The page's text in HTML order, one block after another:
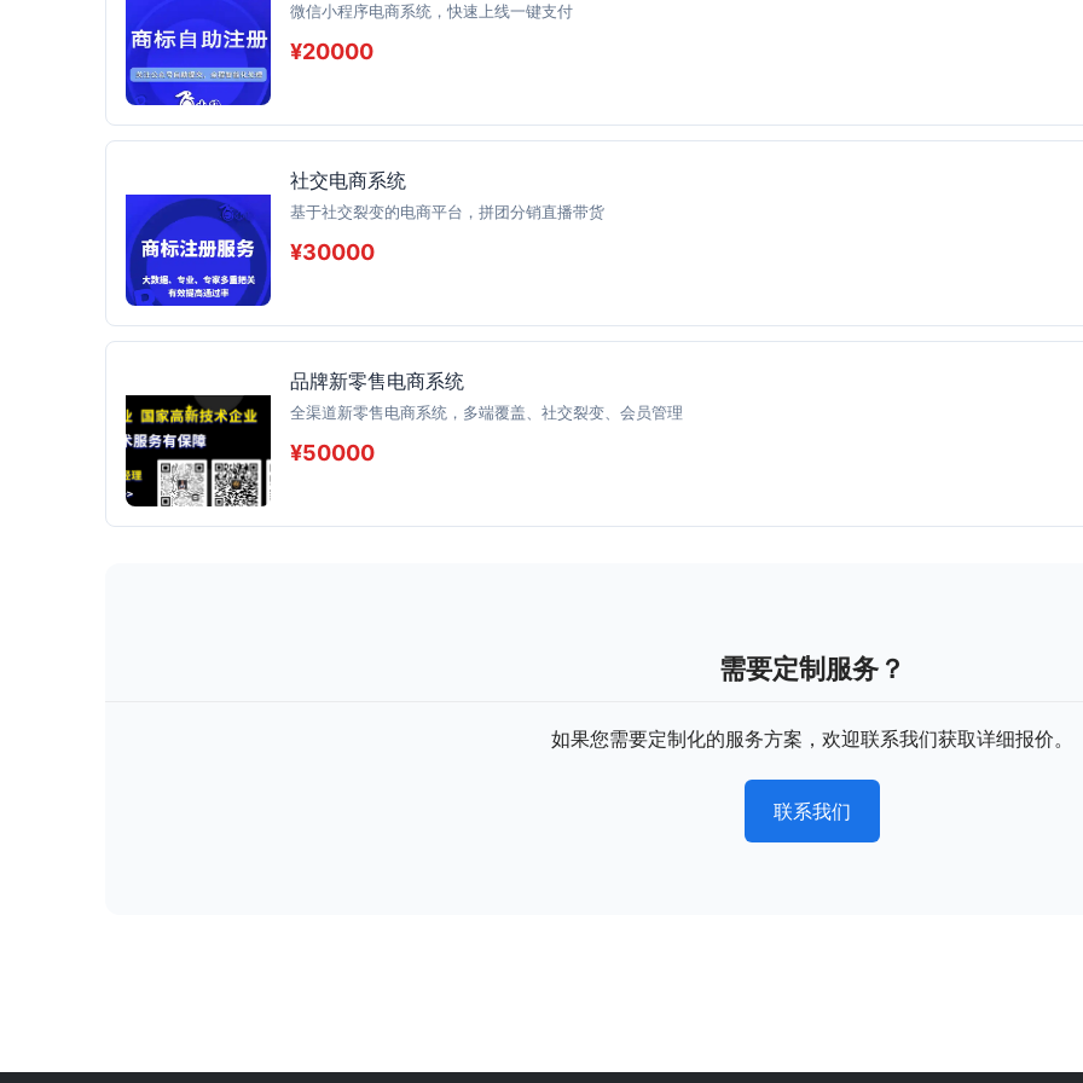
微信小程序电商系统，快速上线一键支付
¥20000
社交电商系统
基于社交裂变的电商平台，拼团分销直播带货
¥30000
品牌新零售电商系统
全渠道新零售电商系统，多端覆盖、社交裂变、会员管理
¥50000
需要定制服务？
如果您需要定制化的服务方案，欢迎联系我们获取详细报价。
联系我们